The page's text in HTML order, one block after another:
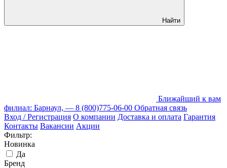
Найти
Ближайший к вам
филиал: Барнаул, — 8 (800)775-06-00 Обратная связь
Вход / Регистрация О компании Доставка и оплата Гарантия
Контакты Вакансии Акции
Фильтр:
Новинка
Да
Бренд